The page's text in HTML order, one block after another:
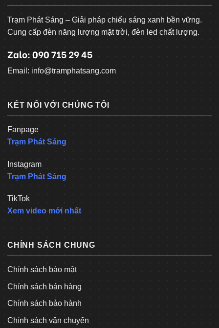
Trạm Phát Sáng – Giải pháp chiếu sáng xanh bền vững.
Cung cấp đèn năng lượng mặt trời, đèn led chất lượng.
Zalo: 090 715 29 45
Email: info@tramphatsang.com
KẾT NỐI VỚI CHÚNG TÔI
Fanpage
Trạm Phát Sáng
Instagram
Trạm Phát Sáng
TikTok
Xem video mới nhất
CHÍNH SÁCH CHUNG
Chính sách bảo mật
Chính sách bán hàng
Chính sách bảo hành
Chính sách vận chuyển